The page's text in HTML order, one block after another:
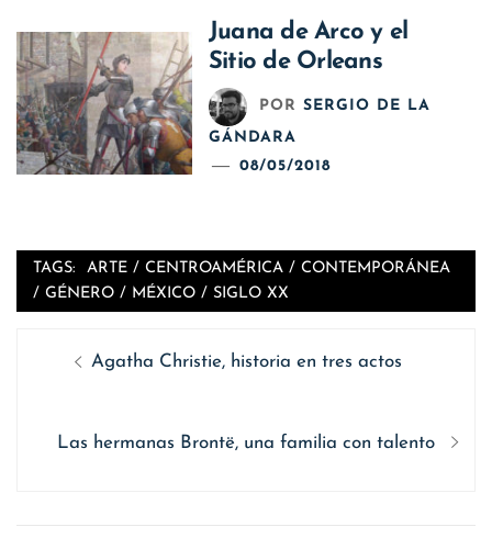
Juana de Arco y el
Sitio de Orleans
POR SERGIO DE LA
GÁNDARA
08/05/2018
TAGS: ARTE / CENTROAMÉRICA / CONTEMPORÁNEA
/ GÉNERO / MÉXICO / SIGLO XX
Navegación
Entrada
Agatha Christie, historia en tres actos
Siguiente
Las hermanas Brontë, una familia con talento